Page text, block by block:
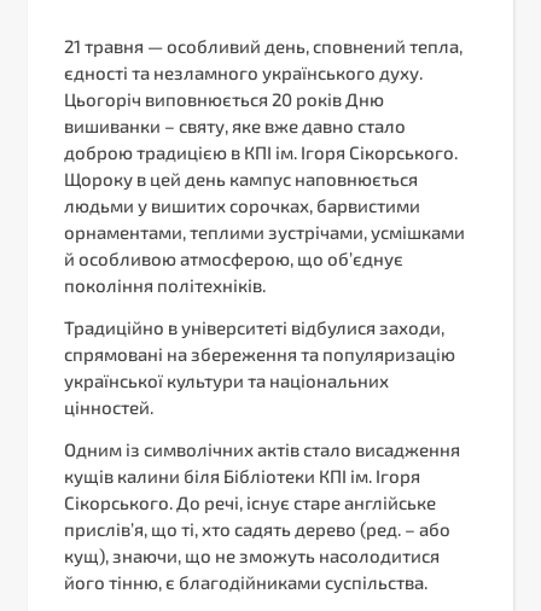
21 травня — особливий день, сповнений тепла,
єдності та незламного українського духу.
Цьогоріч виповнюється 20 років Дню
вишиванки – святу, яке вже давно стало
доброю традицією в КПІ ім. Ігоря Сікорського.
Щороку в цей день кампус наповнюється
людьми у вишитих сорочках, барвистими
орнаментами, теплими зустрічами, усмішками
й особливою атмосферою, що об’єднує
покоління політехніків.
Традиційно в університеті відбулися заходи,
спрямовані на збереження та популяризацію
української культури та національних
цінностей.
Одним із символічних актів стало висадження
кущів калини біля Бібліотеки КПІ ім. Ігоря
Сікорського. До речі, існує старе англійське
прислів’я, що ті, хто садять дерево (ред. – або
кущ), знаючи, що не зможуть насолодитися
його тінню, є благодійниками суспільства.